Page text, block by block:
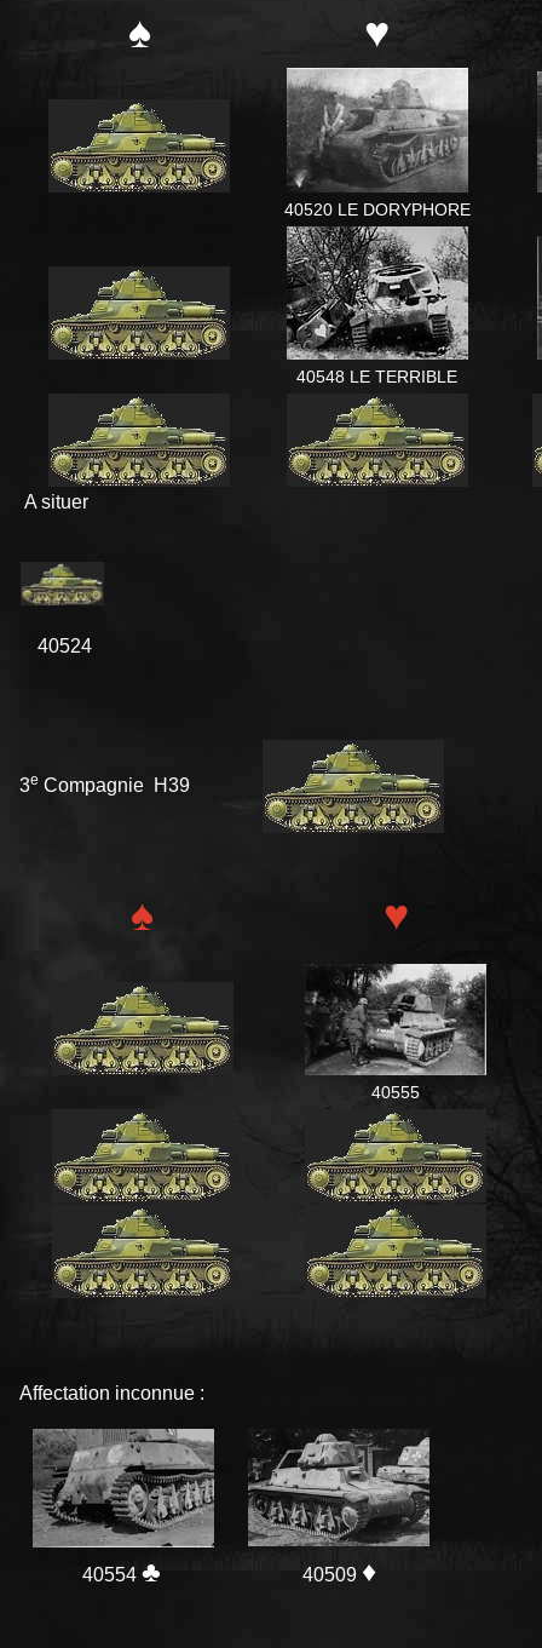
♠ ♥
40520 LE DORYPHORE
40548 LE TERRIBLE
A situer
40524
3e Compagnie H39
♠ ♥
40555
Affectation inconnue :
40554 ♣ 40509 ♦